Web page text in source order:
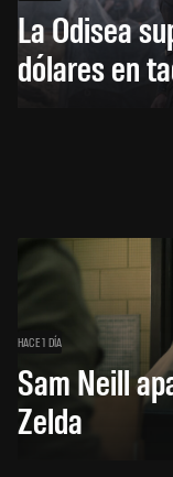
La Odisea
dólares en
HACE 1 DÍA
Sam Neill
Zelda